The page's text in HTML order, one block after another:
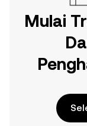
Mulai